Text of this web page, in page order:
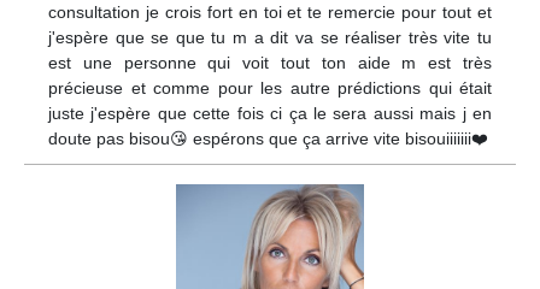
consultation je crois fort en toi et te remercie pour tout et
j'espère que se que tu m a dit va se réaliser très vite tu
est une personne qui voit tout ton aide m est très
précieuse et comme pour les autre prédictions qui était
juste j'espère que cette fois ci ça le sera aussi mais j en
doute pas bisou😘 espérons que ça arrive vite bisouiiiiiii❤️